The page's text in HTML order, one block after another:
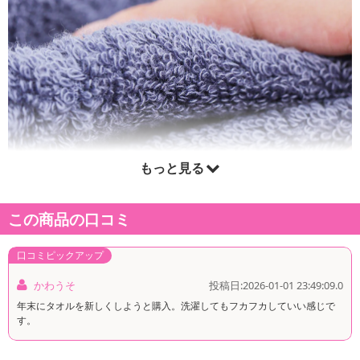
もっと見る
この商品の口コミ
口コミピックアップ
かわうそ 投稿日:2026-01-01 23:49:09.0
年末にタオルを新しくしようと購入。洗濯してもフカフカしていい感じで
す。